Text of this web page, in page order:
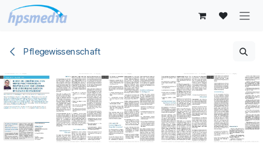
Zum Inhalt springen
Pflegewissenschaft